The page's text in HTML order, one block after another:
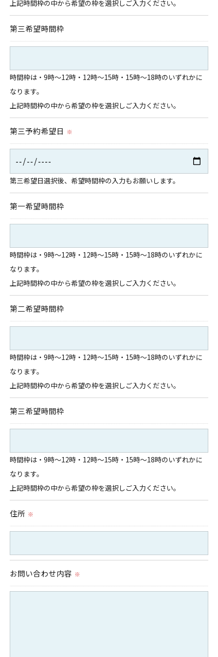
上記時間枠の中から希望の枠を選択しご入力ください。
第三希望時間枠
時間枠は・9時～12時・12時～15時・15時～18時のいずれかに
なります。
上記時間枠の中から希望の枠を選択しご入力ください。
第三予約希望日 ※
第三希望日選択後、希望時間枠の入力もお願いします。
第一希望時間枠
時間枠は・9時～12時・12時～15時・15時～18時のいずれかに
なります。
上記時間枠の中から希望の枠を選択しご入力ください。
第二希望時間枠
時間枠は・9時～12時・12時～15時・15時～18時のいずれかに
なります。
上記時間枠の中から希望の枠を選択しご入力ください。
第三希望時間枠
時間枠は・9時～12時・12時～15時・15時～18時のいずれかに
なります。
上記時間枠の中から希望の枠を選択しご入力ください。
住所 ※
お問い合わせ内容 ※
お気軽にお問い合わせください